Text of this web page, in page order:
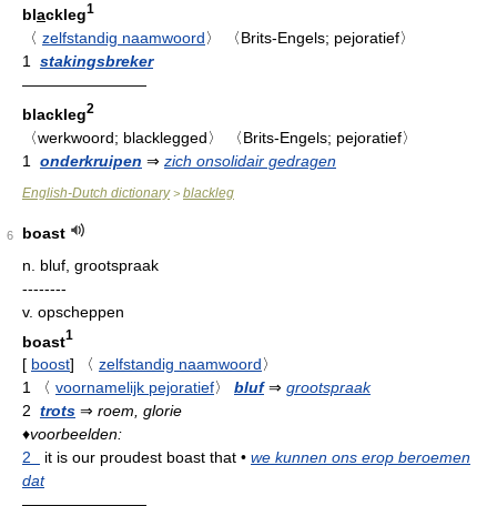
blackleg1
〈 zelfstandig naamwoord〉
〈Brits-Engels; pejoratief〉
1
stakingsbreker
————————
blackleg2
〈werkwoord; blacklegged〉
〈Brits-Engels; pejoratief〉
1
onderkruipen ⇒ zich onsolidair gedragen
English-Dutch dictionary> blackleg
6
boast
n.
bluf, grootspraak
--------
v. opscheppen
boast1
[ boost] 〈 zelfstandig naamwoord〉
1
〈 voornamelijk pejoratief〉 bluf⇒ grootspraak
2 trots ⇒ roem, glorie
♦voorbeelden:
2
it is our proudest boast that • we kunnen ons erop beroemen
dat